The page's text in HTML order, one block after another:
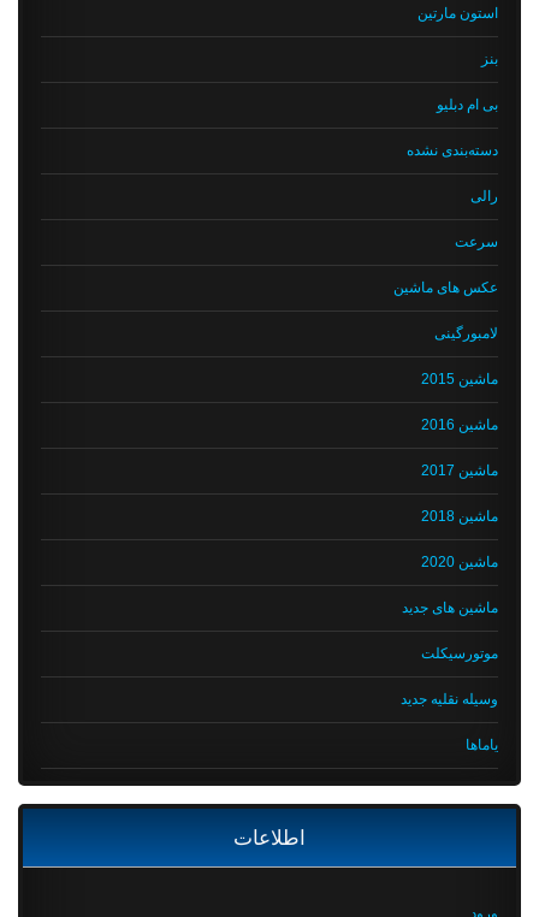
استون مارتین
بی ام دبلیو
دسته‌بندی نشده
رالی
سرعت
عکس های ماشین
لامبورگینی
ماشین 2015
ماشین 2016
ماشین 2017
ماشین 2018
ماشین 2020
ماشین های جدید
موتورسیکلت
وسیله نقلیه جدید
یاماها
اطلاعات
ورود